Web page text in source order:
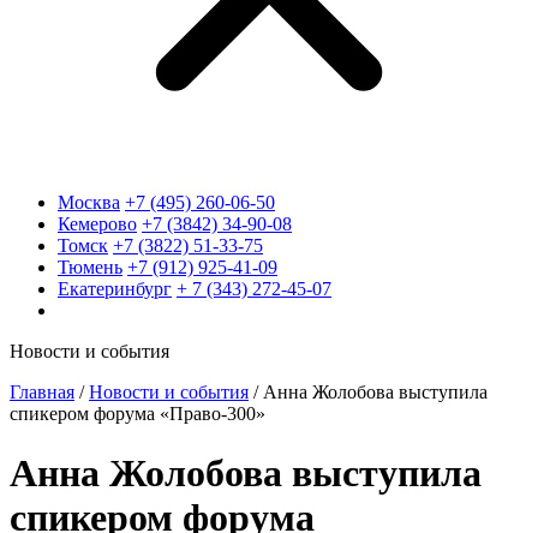
Москва +7 (495) 260-06-50
Кемерово +7 (3842) 34-90-08
Томск +7 (3822) 51-33-75
Тюмень +7 (912) 925-41-09
Екатеринбург + 7 (343) 272-45-07
Новости и события
Главная /Новости и события / Анна Жолобова выступила
спикером форума «Право-300»
Анна Жолобова выступила
спикером форума